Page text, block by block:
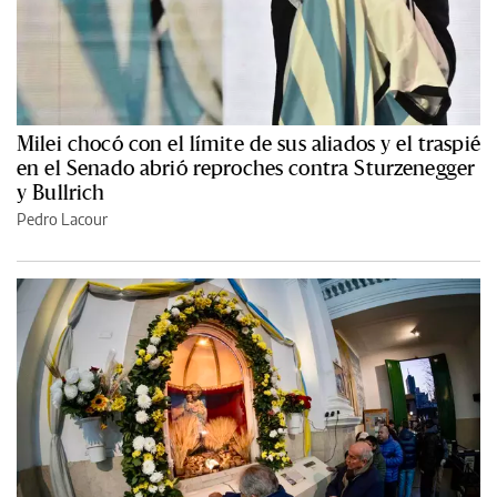
Milei chocó con el límite de sus aliados y el traspié
en el Senado abrió reproches contra Sturzenegger
y Bullrich
Pedro Lacour